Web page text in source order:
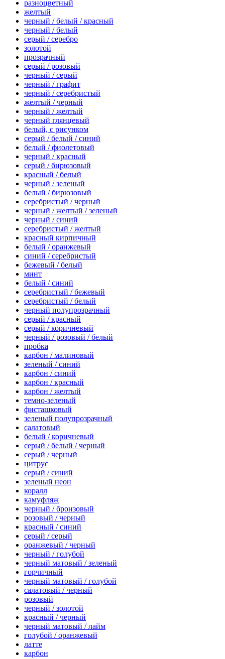
разноцветный
желтый
черный / белый / красный
черный / белый
серый / серебро
золотой
прозрачный
серый / розовый
черный / серый
черный / графит
черный / серебристый
желтый / черный
черный / желтый
черный глянцевый
белый, с рисунком
серый / белый / синий
белый / фиолетовый
черный / красный
серый / бирюзовый
красный / белый
черный / зеленый
белый / бирюзовый
серебристый / черный
черный / желтый / зеленый
черный / синий
серебристый / желтый
красный кирпичный
белый / оранжевый
синий / серебристый
бежевый / белый
минт
белый / синий
серебристый / бежевый
серебристый / белый
черный полупрозрачный
серый / красный
серый / коричневый
черный / розовый / белый
пробка
карбон / малиновый
зеленый / синий
карбон / синий
карбон / красный
карбон / желтый
темно-зеленый
фисташковый
зеленый полупрозрачный
салатовый
белый / коричневый
серый / белый / черный
серый / черный
цитрус
серый / синий
зеленый неон
коралл
камуфляж
черный / бронзовый
розовый / черный
красный / синий
серый / серый
оранжевый / черный
черный / голубой
черный матовый / зеленый
горчичный
черный матовый / голубой
салатовый / черный
розовый
черный / золотой
красный / черный
черный матовый / лайм
голубой / оранжевый
латте
карбон